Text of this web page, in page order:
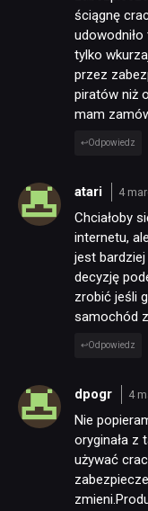
ściągnę
tylko
przez
piratów niż
mam
Odpowiedz
atari 4
Chciałoby
internetu,
jest
decyzję
zrobić jeśli
samochód
Odpowiedz
dpogr 4
Nie
oryginała z
używać